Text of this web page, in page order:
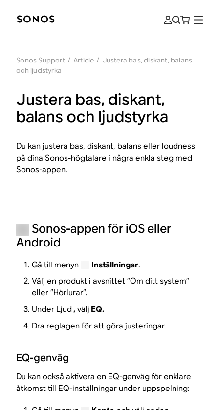
Sonos Support / Article / Justera bas, diskant, balans
och ljudstyrka
Justera bas, diskant,
balans och ljudstyrka
Du kan justera bas, diskant, balans eller loudness
på dina Sonos-högtalare i några enkla steg med
Sonos-appen.
Sonos-appen för iOS eller
Android
Gå till menyn Inställningar.
Välj en produkt i avsnittet ”Om ditt system”
eller ”Hörlurar”.
Under Ljud,välj EQ.
Dra reglagen för att göra justeringar.
EQ-genväg
Du kan också aktivera en EQ-genväg för enklare
åtkomst till EQ-inställningar under uppspelning: